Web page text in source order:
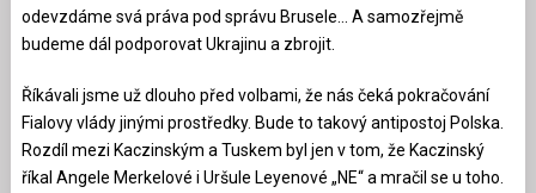
odevzdáme svá práva pod správu Brusele… A samozřejmě
budeme dál podporovat Ukrajinu a zbrojit.
Říkávali jsme už dlouho před volbami, že nás čeká pokračování
Fialovy vlády jinými prostředky. Bude to takový antipostoj Polska.
Rozdíl mezi Kaczinským a Tuskem byl jen v tom, že Kaczinský
říkal Angele Merkelové i Uršule Leyenové „NE“ a mračil se u toho.